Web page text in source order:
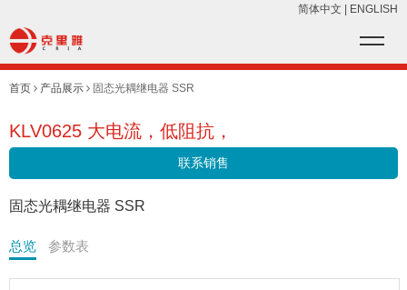
简体中文 ENGLISH
首页 产品展示 固态光耦继电器 SSR
KLV0625 大电流，低阻抗，
联系销售
固态光耦继电器 SSR
总览 参数表